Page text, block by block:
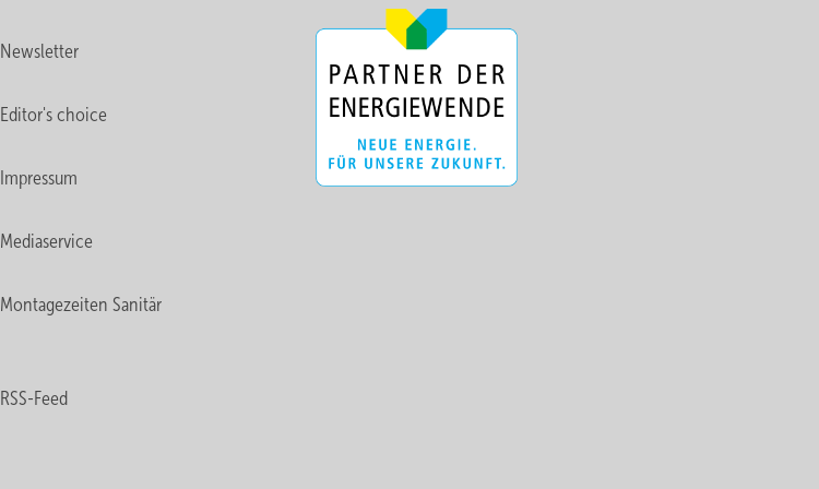
Newsletter
Editor's choice
Impressum
Mediaservice
Montagezeiten Sanitär
RSS-Feed